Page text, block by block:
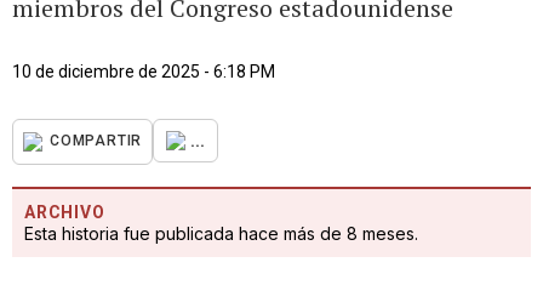
miembros del Congreso estadounidense
10 de diciembre de 2025 - 6:18 PM
COMPARTIR ...
ARCHIVO
Esta historia fue publicada hace más de 8 meses.